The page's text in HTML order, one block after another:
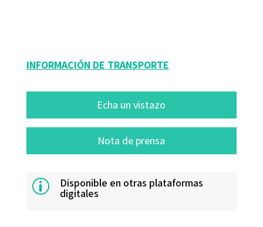
INFORMACIÓN DE TRANSPORTE
Echa un vistazo
Nota de prensa
p Disponible en otras plataformas
digitales